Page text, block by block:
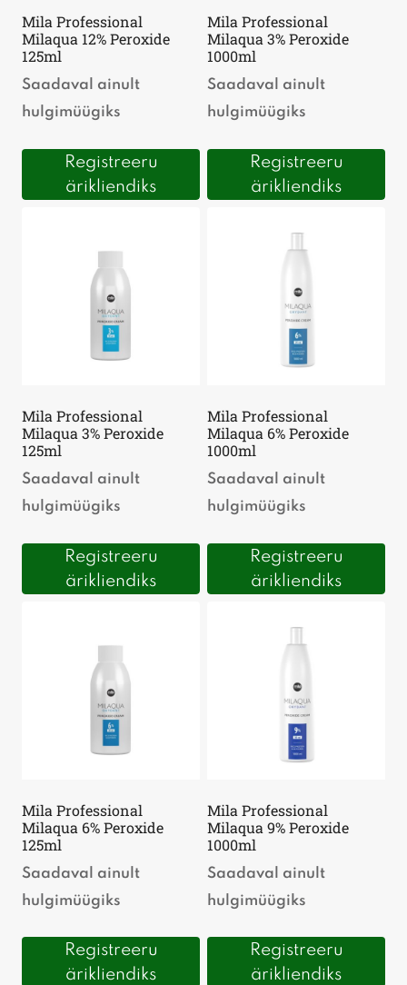
Mila Professional
Milaqua 12% Peroxide
125ml
Saadaval ainult
hulgimüügiks
Registreeru
ärikliendiks
Mila Professional
Milaqua 3% Peroxide
1000ml
Saadaval ainult
hulgimüügiks
Registreeru
ärikliendiks
Mila Professional
Milaqua 3% Peroxide
125ml
Saadaval ainult
hulgimüügiks
Registreeru
ärikliendiks
Mila Professional
Milaqua 6% Peroxide
1000ml
Saadaval ainult
hulgimüügiks
Registreeru
ärikliendiks
Mila Professional
Milaqua 6% Peroxide
125ml
Saadaval ainult
hulgimüügiks
Registreeru
ärikliendiks
Mila Professional
Milaqua 9% Peroxide
1000ml
Saadaval ainult
hulgimüügiks
Registreeru
ärikliendiks